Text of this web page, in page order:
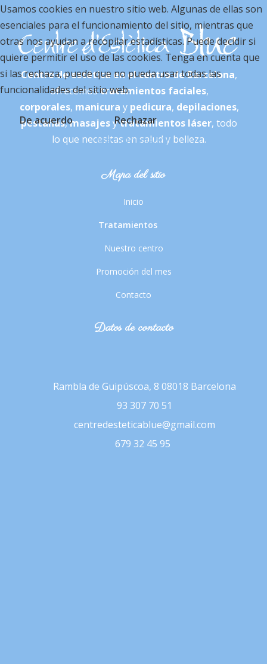
Centro de estética en el centro de Barcelona,
ofrecemostratamientos faciales,
corporales, manicura y pedicura, depilaciones,
pestañas,masajesytratamientos láser, todo
lo que necesitas en salud y belleza.
Mapa del sitio
Inicio
Tratamientos
Nuestro centro
Promoción del mes
Contacto
Datos de contacto
Rambla de Guipúscoa, 8 08018 Barcelona
93 307 70 51
centredesteticablue@gmail.com
679 32 45 95
Usamos cookies en nuestro sitio web. Algunas de ellas son
esenciales para el funcionamiento del sitio, mientras que
otras nos ayudan a recopilar estadísticas. Puede decidir si
quiere permitir el uso de las cookies. Tenga en cuenta que
si las rechaza, puede que no pueda usar todas las
funcionalidades del sitio web.
De acuerdo
Rechazar
Más información